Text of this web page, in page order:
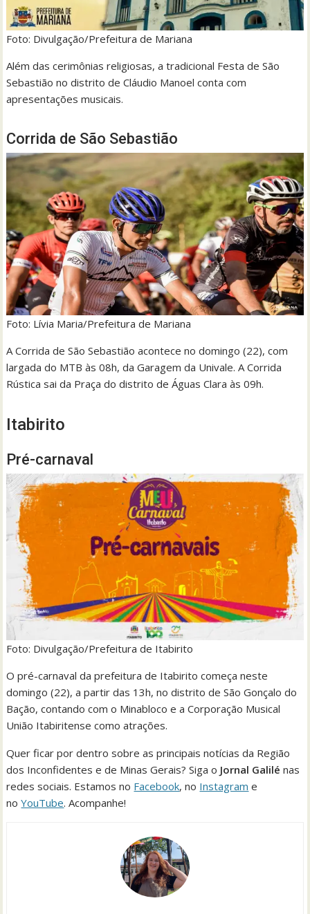
Foto: Divulgação/Prefeitura de Mariana
Além das cerimônias religiosas, a tradicional Festa de São
Sebastião no distrito de Cláudio Manoel conta com
apresentações musicais.
Corrida de São Sebastião
Foto: Lívia Maria/Prefeitura de Mariana
A Corrida de São Sebastião acontece no domingo (22), com
largada do MTB às 08h, da Garagem da Univale. A Corrida
Rústica sai da Praça do distrito de Águas Clara às 09h.
Itabirito
Pré-carnaval
Foto: Divulgação/Prefeitura de Itabirito
O pré-carnaval da prefeitura de Itabirito começa neste
domingo (22), a partir das 13h, no distrito de São Gonçalo do
Bação, contando com o Minabloco e a Corporação Musical
União Itabiritense como atrações.
Quer ficar por dentro sobre as principais notícias da Região
dos Inconfidentes e de Minas Gerais? Siga o Jornal Galilé nas
redes sociais. Estamos no Facebook, no Instagram e
noYouTube. Acompanhe!